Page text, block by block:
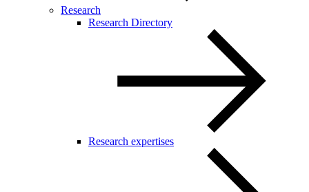
Research
Research Directory
Research expertises